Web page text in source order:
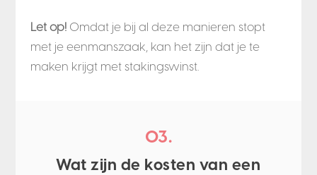
Let op! Omdat je bij al deze manieren stopt
met je eenmanszaak, kan het zijn dat je te
maken krijgt met stakingswinst.
03.
Wat zijn de kosten van een